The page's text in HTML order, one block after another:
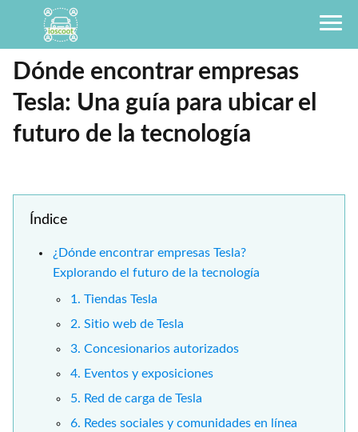
Dónde encontrar empresas
Tesla: Una guía para ubicar el
futuro de la tecnología
Índice
¿Dónde encontrar empresas Tesla?
Explorando el futuro de la tecnología
1. Tiendas Tesla
2. Sitio web de Tesla
3. Concesionarios autorizados
4. Eventos y exposiciones
5. Red de carga de Tesla
6. Redes sociales y comunidades en línea